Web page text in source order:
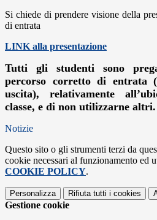
Si chiede di prendere visione della
di entrata
LINK alla presentazione
Tutti gli studenti sono
percorso corretto di entrata
uscita), relativamente
classe, e di non utilizzarne altri.
Notizie
Questo sito o gli strumenti terzi da
cookie necessari al funzionamento ed
COOKIE POLICY.
Personalizza Rifiuta tutti i cookies
Gestione cookie